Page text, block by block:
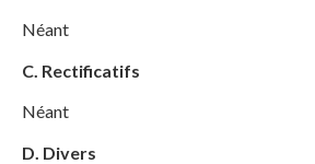
Néant
C. Rectificatifs
Néant
D. Divers